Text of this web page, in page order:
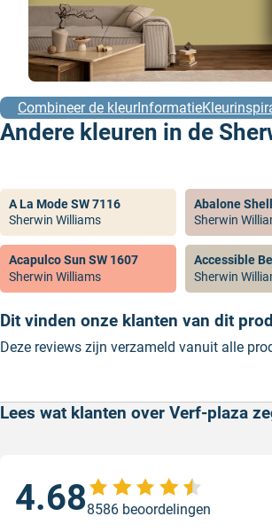
Combineer de kleurInformatie
Andere kleuren in de
A La Mode SW 7116
Sherwin Williams
Abalone
Sherwin
Acapulco Sun SW 1607
Sherwin Williams
Accessible
Sherwin
Dit vinden onze klanten van dit
Deze reviews zijn verzameld vanuit alle
Lees wat klanten over Verf-plaza
4.688586 beoordelingen